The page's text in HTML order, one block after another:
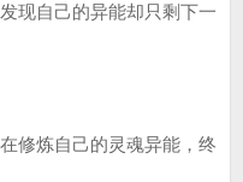
自己的异能却只剩下一
炼自己的灵魂异能，终